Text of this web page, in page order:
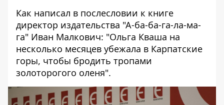
Как написал в послесловии к книге
директор издательства "А-ба-ба-га-ла-ма-
га" Иван Малкович: "Ольга Кваша на
несколько месяцев убежала в Карпатские
горы, чтобы бродить тропами
золоторогого оленя".